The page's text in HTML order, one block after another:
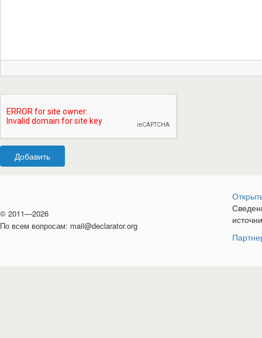
Добавить
© 2011—2026
По всем вопросам: mail@declarator.org